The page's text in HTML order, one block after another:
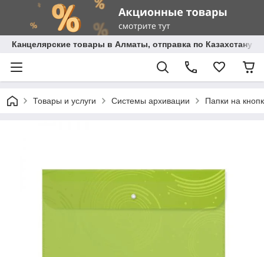
Канцелярские товары в Алматы, отправка по Казахстану.
Товары и услуги Системы архивации Папки на